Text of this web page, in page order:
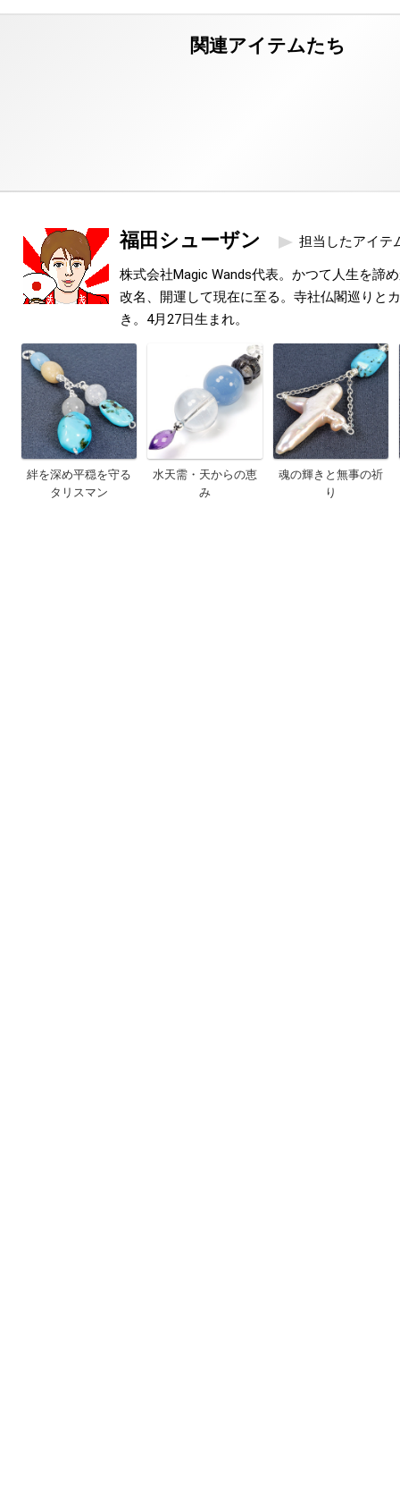
福田シューザン 担当したアイテ
株式会社Magic Wands代表。かつて人生を諦
改名、開運して現在に至る。寺社仏閣巡りと
き。4月27日生まれ。
絆を深め平穏を守る
タリスマン
水天需・天からの恵
み
魂の輝きと無事の祈
り